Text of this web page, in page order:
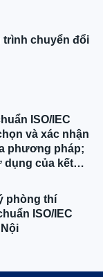
trình chuyển đổi
ISO/IEC
và xác nhận
phương pháp;
dụng của kết
phòng thí
ISO/IEC